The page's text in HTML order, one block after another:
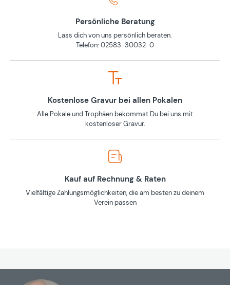
Persönliche Beratung
Lass dich von uns persönlich beraten.
Telefon: 02583-30032-0
Kostenlose Gravur bei allen Pokalen
Alle Pokale und Trophäen bekommst Du bei uns mit
kostenloser Gravur.
Kauf auf Rechnung & Raten
Vielfältige Zahlungsmöglichkeiten, die am besten zu deinem
Verein passen